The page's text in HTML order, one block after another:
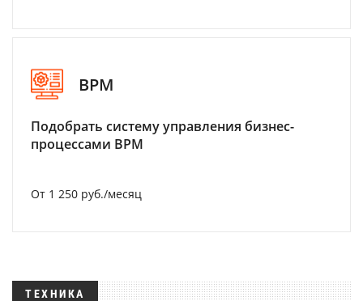
BPM
Подобрать систему управления бизнес-
процессами BPM
От 1 250 руб./месяц
ТЕХНИКА